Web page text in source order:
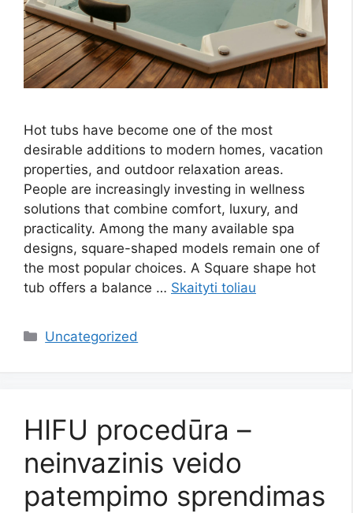
Hot tubs have become one of the most
desirable additions to modern homes, vacation
properties, and outdoor relaxation areas.
People are increasingly investing in wellness
solutions that combine comfort, luxury, and
practicality. Among the many available spa
designs, square-shaped models remain one of
the most popular choices. A Square shape hot
tub offers a balance … Skaityti toliau
Kategorijos
Uncategorized
HIFU procedūra –
neinvazinis veido
patempimo sprendimas